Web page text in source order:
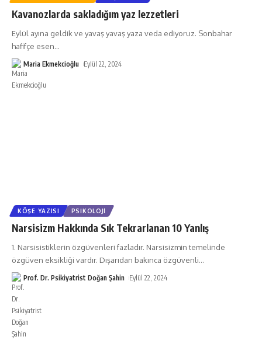
Kavanozlarda sakladığım yaz lezzetleri
Eylül ayına geldik ve yavaş yavaş yaza veda ediyoruz. Sonbahar
hafifçe esen…
Maria Ekmekcioğlu Eylül 22, 2024
KÖŞE YAZISI PSIKOLOJI
Narsisizm Hakkında Sık Tekrarlanan 10 Yanlış
1. Narsisistiklerin özgüvenleri fazladır. Narsisizmin temelinde
özgüven eksikliği vardır. Dışarıdan bakınca özgüvenli…
Prof. Dr. Psikiyatrist Doğan Şahin Eylül 22, 2024